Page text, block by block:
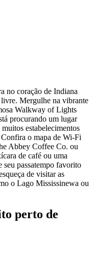
no coração de Indiana
livre. Mergulhe na vibrante
Walkway of Lights
procurando um lugar
estabelecimentos
o mapa de Wi-Fi
Abbey Coffee Co. ou
de café ou uma
seu passatempo favorito
de visitar as
o Lago Mississinewa ou
perto de